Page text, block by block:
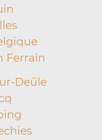
Ferrain
Deûle